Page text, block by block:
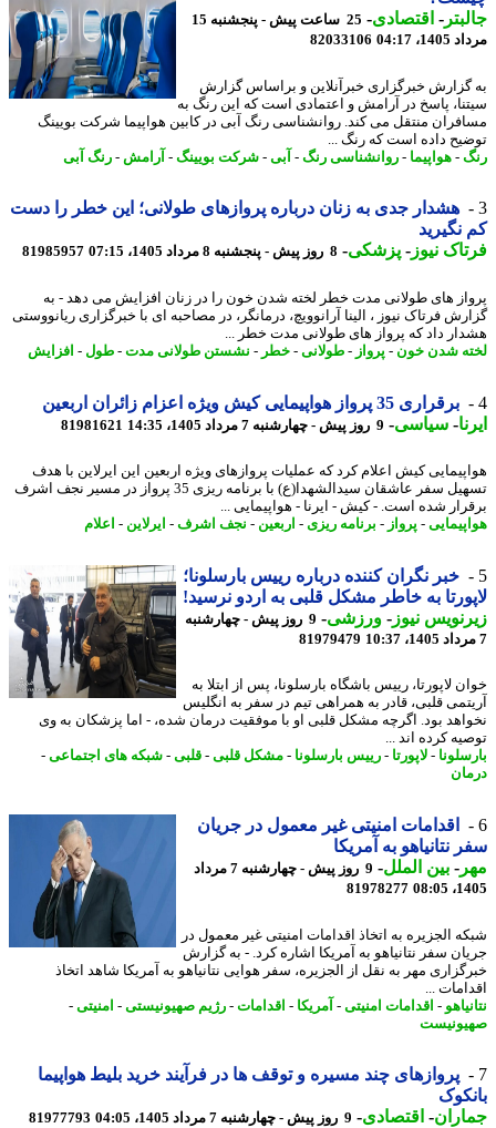
-اقتصادی-
25 ساعت پیش - پنجشنبه 15
04:17
82033106
خبرگزاری خبرآنلاین و براساس گزارش
پاسخ در آرامش و اعتمادی است که این رنگ به
منتقل می کند. روانشناسی رنگ آبی در کابین هواپیما شرکت بویینگ
داده است که رنگ ...
-هواپیما -روانشناسی رنگ -آبی- شرکت بویینگ-آرامش -رنگ آبی
هشدار جدی به زنان درباره پروازهای طولانی؛ این خطر را دست
نیوز-پزشکی-8 روز پیش - پنجشنبه 8 مرداد 1405، 07:15 81985957
های طولانی مدت خطر لخته شدن خون را در زنان افزایش می دهد - به
فرتاک نیوز ، الینا آرانوویچ، درمانگر، در مصاحبه ای با خبرگزاری ریانووستی
داد که پرواز های طولانی مدت خطر ...
شدن خون-پرواز-طولانی-خطر-نشستن طولانی مدت-طول-افزایش
برقراری 35 پرواز هواپیمایی کیش ویژه اعزام زائران اربعین
-سیاسی-9 روز پیش - چهارشنبه 7 مرداد 1405، 14:35 81981621
کیش اعلام کرد که عملیات پروازهای ویژه اربعین این ایرلاین با هدف
تسهیل سفر عاشقان سیدالشهدا(ع) با برنامه ریزی 35 پرواز در مسیر نجف اشرف
شده است. - کیش - ایرنا - هواپیمایی ...
-پرواز-برنامه ریزی - اربعین -نجف اشرف- ایرلاین -اعلام
خبر نگران کننده درباره رییس بارسلونا؛
به خاطر مشکل قلبی به اردو نرسید!
نیوز-ورزشی-
9 روز پیش - چهارشنبه
81979479
لاپورتا، رییس باشگاه بارسلونا، پس از ابتلا به
قلبی، قادر به همراهی تیم در سفر به انگلیس
بود. اگرچه مشکل قلبی او با موفقیت درمان شده، - اما پزشکان به وی
کرده اند ...
-لاپورتا-رییس بارسلونا-مشکل قلبی-قلبی-شبکه های اجتماعی-
اقدامات امنیتی غیر معمول در جریان
نتانیاهو به آمریکا
-بین الملل-
9 روز پیش - چهارشنبه 7 مرداد
81978277
الجزیره به اتخاذ اقدامات امنیتی غیر معمول در
سفر نتانیاهو به آمریکا اشاره کرد. - به گزارش
مهر به نقل از الجزیره، سفر هوایی نتانیاهو به آمریکا شاهد اتخاذ
...
-اقدامات امنیتی-آمریکا- اقدامات -رژیم صهیونیستی-امنیتی-
پروازهای چند مسیره و توقف ها در فرآیند خرید بلیط هواپیما
- اقتصادی-9 روز پیش - چهارشنبه 7 مرداد 1405، 04:05 81977793